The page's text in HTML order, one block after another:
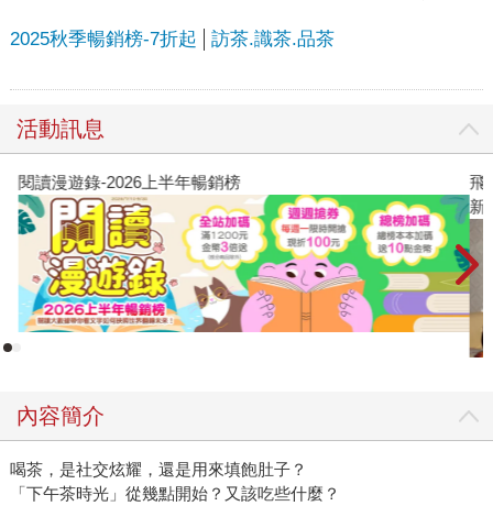
2025秋季暢銷榜-7折起 訪茶.識茶.品茶
活動訊息
閱讀漫遊錄-2026上半年暢銷榜
飛
新
內容簡介
喝茶，是社交炫耀，還是用來填飽肚子？
「下午茶時光」從幾點開始？又該吃些什麼？